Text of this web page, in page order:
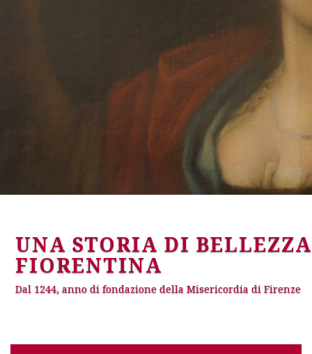
UNA STORIA DI BELLEZZA
FIORENTINA
Dal 1244, anno di fondazione della Misericordia di Firenze